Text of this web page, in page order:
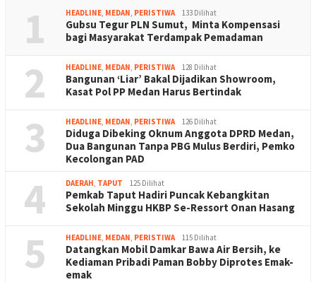
1 HEADLINE, MEDAN, PERISTIWA 133 Dilihat
Gubsu Tegur PLN Sumut, Minta Kompensasi
bagi Masyarakat Terdampak Pemadaman
2 HEADLINE, MEDAN, PERISTIWA 128 Dilihat
Bangunan ‘Liar’ Bakal Dijadikan Showroom,
Kasat Pol PP Medan Harus Bertindak
3 HEADLINE, MEDAN, PERISTIWA 126 Dilihat
Diduga Dibeking Oknum Anggota DPRD Medan,
Dua Bangunan Tanpa PBG Mulus Berdiri, Pemko
Kecolongan PAD
4 DAERAH, TAPUT 125 Dilihat
Pemkab Taput Hadiri Puncak Kebangkitan
Sekolah Minggu HKBP Se-Ressort Onan Hasang
5 HEADLINE, MEDAN, PERISTIWA 115 Dilihat
Datangkan Mobil Damkar Bawa Air Bersih, ke
Kediaman Pribadi Paman Bobby Diprotes Emak-
emak